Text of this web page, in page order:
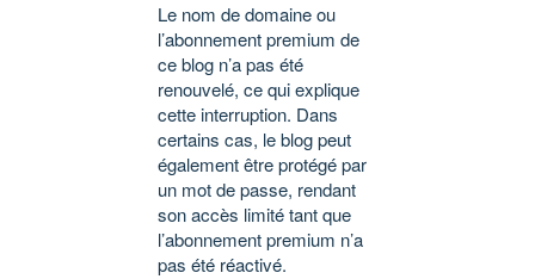
Le nom de domaine ou
l’abonnement premium de
ce blog n’a pas été
renouvelé, ce qui explique
cette interruption. Dans
certains cas, le blog peut
également être protégé par
un mot de passe, rendant
son accès limité tant que
l’abonnement premium n’a
pas été réactivé.